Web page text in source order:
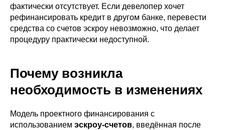
фактически отсутствует. Если девелопер хочет
рефинансировать кредит в другом банке, перевести
средства со счетов эскроу невозможно, что делает
процедуру практически недоступной.
Почему возникла
необходимость в изменениях
Модель проектного финансирования с
использованием эскроу-счетов, введённая после